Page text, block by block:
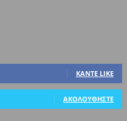
ΚΆΝΤΕ LIKE
ΑΚΟΛΟΥΘΉΣΤΕ